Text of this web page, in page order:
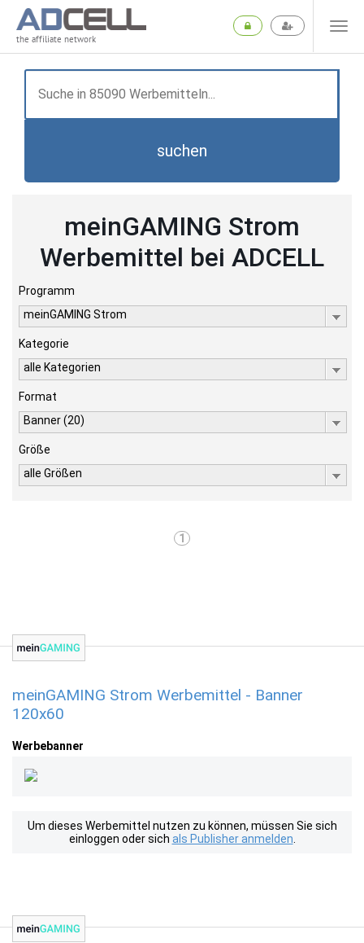
the affiliate network
suchen
meinGAMING Strom
Werbemittel bei ADCELL
Programm
meinGAMING Strom
Kategorie
alle Kategorien
Format
Banner (20)
Größe
alle Größen
1
meinGAMING Strom Werbemittel - Banner
120x60
Werbebanner
Um dieses Werbemittel nutzen zu können, müssen Sie sich
einloggen oder sich als Publisher anmelden